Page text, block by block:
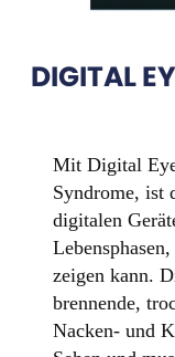
DIGITAL
Mit Digital
Syndrome, ist
digitalen
zeigen kann.
brennende,
Nacken- und